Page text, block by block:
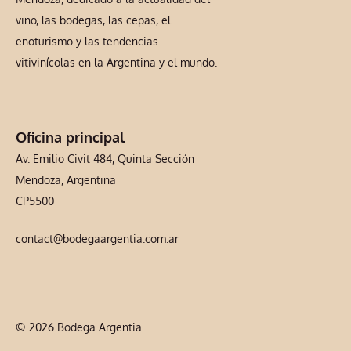
vino, las bodegas, las cepas, el
enoturismo y las tendencias
vitivinícolas en la Argentina y el mundo.
Oficina principal
Av. Emilio Civit 484, Quinta Sección
Mendoza, Argentina
CP5500
contact@bodegaargentia.com.ar
© 2026 Bodega Argentia